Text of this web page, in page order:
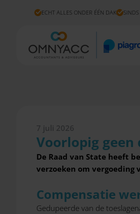
ECHT ALLES ONDER ÉÉN DAK
7 juli 2026
Voorlopig
De Raad van State heeft
verzoeken om vergoeding
Compensatie
Gedupeerde van de